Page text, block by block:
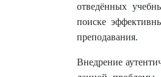
отведённых
поиске
преподавания.
Внедрение